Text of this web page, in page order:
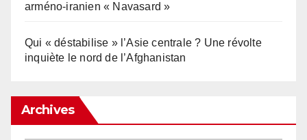
arméno-iranien « Navasard »
Qui « déstabilise » l’Asie centrale ? Une révolte
inquiète le nord de l’Afghanistan
Archives